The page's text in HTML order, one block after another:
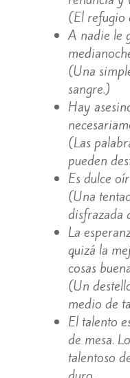
(El refugio
A nadie le
(Una
sangre.)
Hay
(Las
pueden
Es dulce
(Una
disfrazada
La
quizá la
cosas
(Un
medio de
El talento
de mesa.
talentoso